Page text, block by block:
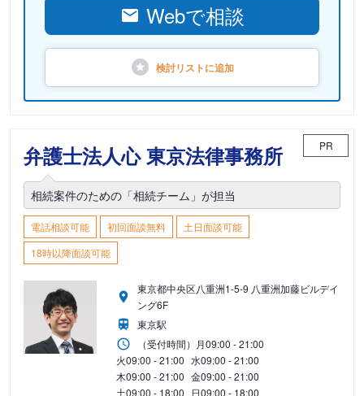
Webで相談
検討リストに追加
弁護士法人心 東京法律事務所 PR
相続案件のための「相続チーム」が担当
電話相談可能 初回面談無料
土日面談可能
18時以降面談可能
東京都中央区八重洲1-5-9 八重洲加藤ビルデイ
ング6F
東京駅
（受付時間） 月09:00 - 21:00
火09:00 - 21:00 水09:00 - 21:00
木09:00 - 21:00 金09:00 - 21:00
土09:00 - 18:00 日09:00 - 18:00